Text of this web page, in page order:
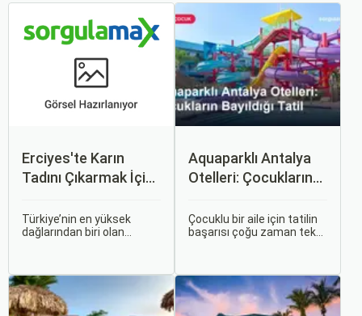
Erciyes'te Karın
Tadını Çıkarmak İçin
Türkiye’nin en yüksek
dağlarından biri olan
tutkunlarının da buluşma
noktasıdır. Kış aylarında
beyaza bürünen bu dağ,
Aquaparklı Antalya
Otelleri: Çocukların
Çocuklu bir aile için tatilin
başarısı çoğu zaman tek
geçirebilecek mi?" İşte
tam bu noktada antalya
aquaparklı otel seçenekleri